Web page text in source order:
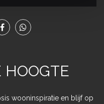
HOOGTE
wooninspiratie en blijf op